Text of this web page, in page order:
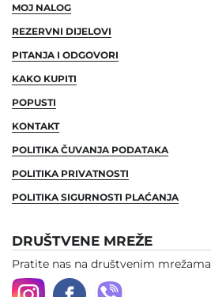
MOJ NALOG
REZERVNI DIJELOVI
PITANJA I ODGOVORI
KAKO KUPITI
POPUSTI
KONTAKT
POLITIKA ČUVANJA PODATAKA
POLITIKA PRIVATNOSTI
POLITIKA SIGURNOSTI PLAĆANJA
DRUŠTVENE MREŽE
Pratite nas na društvenim mrežama